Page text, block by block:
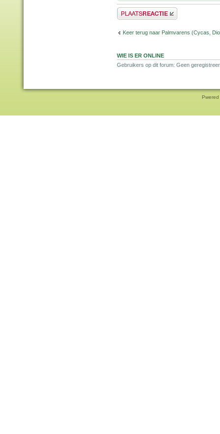
Plaats een reactie
Keer terug naar Palmvarens (Cycas,
WIE IS ER ONLINE
Gebruikers op dit forum: Geen